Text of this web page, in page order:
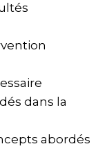
dans la
abordés